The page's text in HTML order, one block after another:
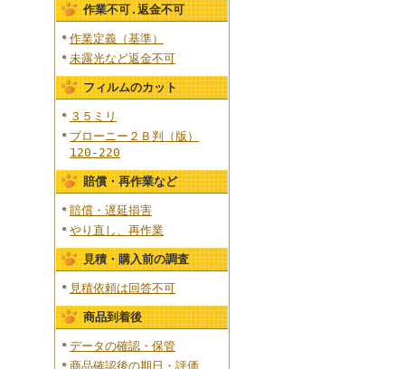
作業不可.返金不可
作業定義（基準）
未露光など返金不可
フィルムのカット
３５ミリ
ブローニー２Ｂ判（版）
120-220
賠償・再作業など
賠償・遅延損害
やり直し、再作業
見積・購入前の調査
見積依頼は回答不可
商品到着後
データの確認・保管
商品確認後の期日・評価